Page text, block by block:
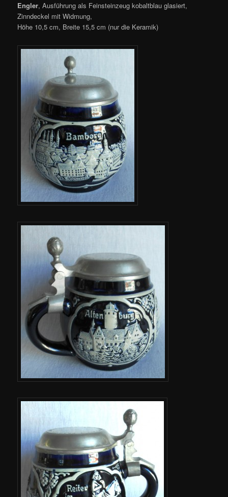
Engler, Ausführung als Feinsteinzeug kobaltblau glasiert,
Zinndeckel mit Widmung,
Höhe 10,5 cm, Breite 15,5 cm (nur die Keramik)